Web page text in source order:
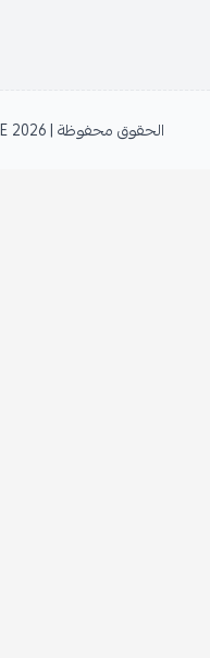
الحقوق محفوظة | 2026